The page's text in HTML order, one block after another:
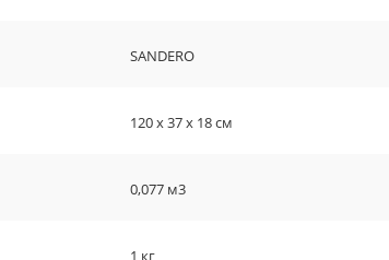
SANDERO
120 х 37 х 18 см
0,077 м3
1 кг